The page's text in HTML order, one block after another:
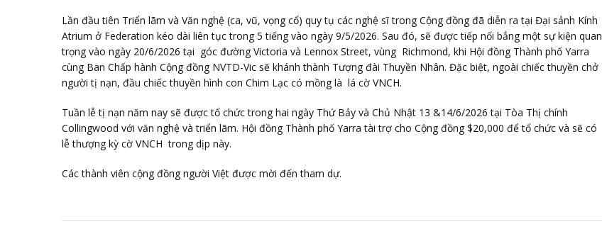
Lần đầu tiên Triển lãm và Văn nghệ (ca, vũ, vọng cổ) quy tụ các nghệ sĩ trong Cộng đồng đã diễn ra tại Đại sảnh Kính
Atrium ở Federation kéo dài liên tục trong 5 tiếng vào ngày 9/5/2026. Sau đó, sẽ được tiếp nối bẳng một sự kiện quan
trọng vào ngày 20/6/2026 tại góc đường Victoria và Lennox Street, vùng Richmond, khi Hội đồng Thành phố Yarra
cùng Ban Chấp hành Cộng đồng NVTD-Vic sẽ khánh thành Tượng đài Thuyền Nhân. Đặc biệt, ngoài chiếc thuyền chở
người tị nạn, đầu chiếc thuyền hình con Chim Lạc có mồng là lá cờ VNCH.
Tuần lễ tị nạn năm nay sẽ được tổ chức trong hai ngày Thứ Bảy và Chủ Nhật 13 &14/6/2026 tại Tòa Thị chính
Collingwood với văn nghệ và triển lãm. Hội đồng Thành phố Yarra tài trợ cho Cộng đồng $20,000 để tổ chức và sẽ có
lễ thượng kỳ cờ VNCH trong dịp này.
Các thành viên cộng đồng người Việt được mời đến tham dự.